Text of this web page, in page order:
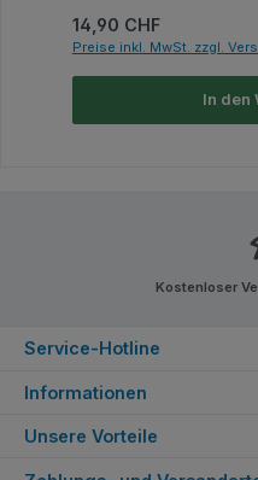
Regulärer Preis:
14,90 CHF
Preise inkl. MwSt. zzgl.
In den
Kostenloser
Service-Hotline
Informationen
Unsere Vorteile